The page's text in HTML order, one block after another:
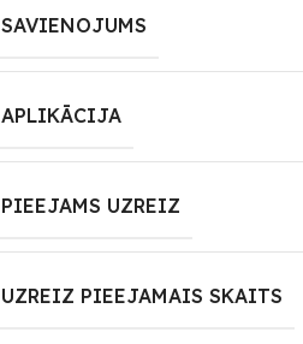
SAVIENOJUMS
APLIKĀCIJA
PIEEJAMS UZREIZ
UZREIZ PIEEJAMAIS SKAITS